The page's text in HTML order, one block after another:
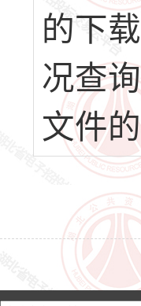
的下
况查
文件